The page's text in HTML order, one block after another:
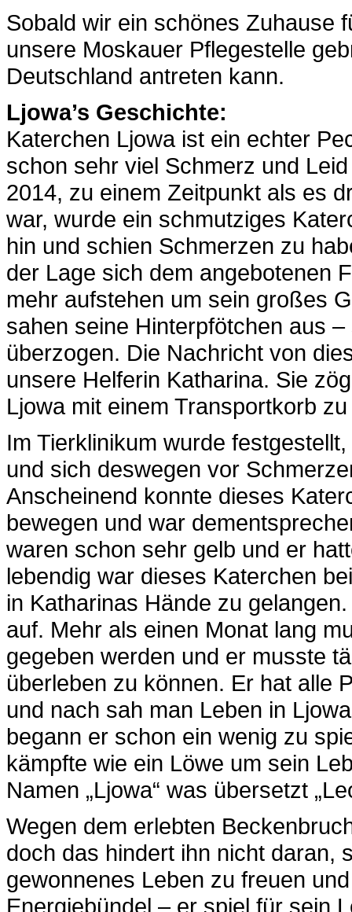
Sobald wir ein schönes Zuhause
unsere Moskauer Pflegestelle
Deutschland antreten kann.
Ljowa’s Geschichte:
Katerchen Ljowa ist ein echter
schon sehr viel Schmerz und
2014, zu einem Zeitpunkt als es
war, wurde ein schmutziges
hin und schien Schmerzen zu
der Lage sich dem angebotenen
mehr aufstehen um sein großes
sahen seine Hinterpfötchen aus
überzogen. Die Nachricht von
unsere Helferin Katharina. Sie
Ljowa mit einem Transportkorb
Im Tierklinikum wurde
und sich deswegen vor
Anscheinend konnte dieses
bewegen und war
waren schon sehr gelb und er
lebendig war dieses Katerchen
in Katharinas Hände zu
auf. Mehr als einen Monat lang
gegeben werden und er musste
überleben zu können. Er hat alle
und nach sah man Leben in
begann er schon ein wenig zu
kämpfte wie ein Löwe um sein
Namen „Ljowa“ was übersetzt
Wegen dem erlebten
doch das hindert ihn nicht daran,
gewonnenes Leben zu freuen
Energiebündel – er spiel für sein